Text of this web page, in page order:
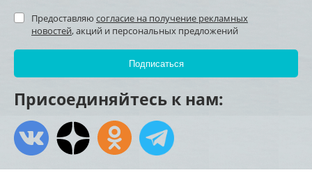
Предоставляю согласие на получение рекламных
новостей, акций и персональных предложений
Присоединяйтесь к нам: